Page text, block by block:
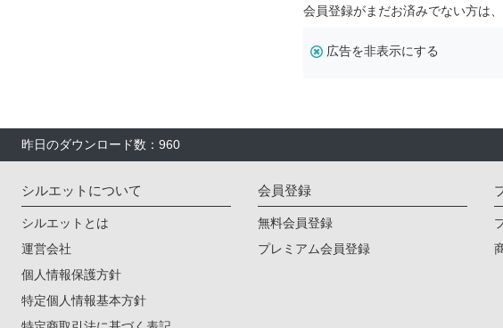
会員登録がまだお済みでない方は、
広告を非表示にする
昨日のダウンロード数：960
シルエットについて
シルエットとは
運営会社
個人情報保護方針
特定個人情報基本方針
会員登録
無料会員登録
プレミアム会員登録